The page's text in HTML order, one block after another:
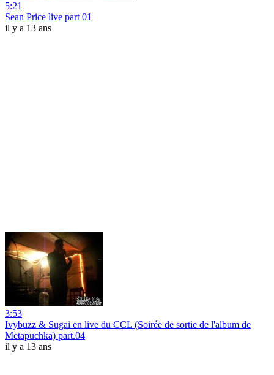
5:21
Sean Price live part 01
il y a 13 ans
3:53
Ivybuzz & Sugai en live du CCL (Soirée de sortie de l'album de
Metapuchka) part.04
il y a 13 ans